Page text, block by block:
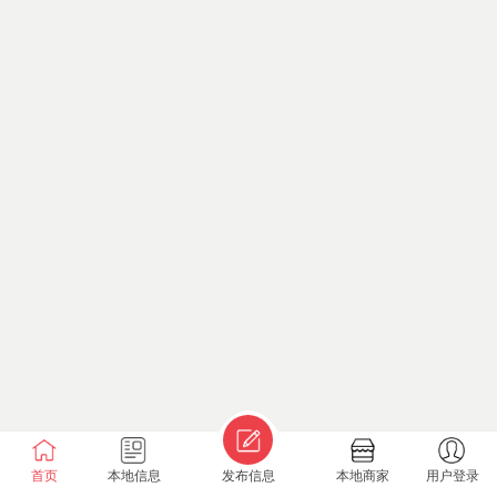
首页 本地信息 发布信息 本地商家 用户登录